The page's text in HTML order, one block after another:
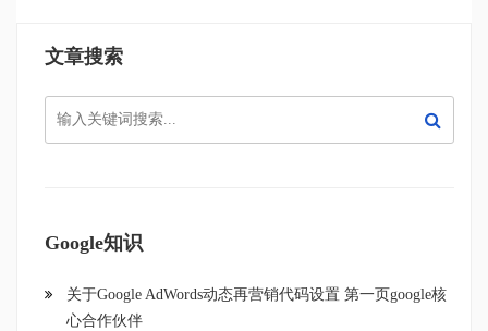
文章搜索
Google知识
关于Google AdWords动态再营销代码设置 第一页google核
心合作伙伴